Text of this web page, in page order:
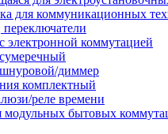
для коммуникационных
электронной коммутацией
диммер
комплектный
реле времени
модульных бытовых